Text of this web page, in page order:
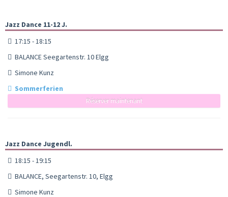
Jazz Dance 11-12 J.
17:15 - 18:15
BALANCE Seegartenstr. 10 Elgg
Simone Kunz
Sommerferien
Réserver maintenant
Jazz Dance Jugendl.
18:15 - 19:15
BALANCE, Seegartenstr. 10, Elgg
Simone Kunz